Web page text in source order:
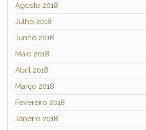
Agosto 2018
Julho 2018
Junho 2018
Maio 2018
Abril 2018
Março 2018
Fevereiro 2018
Janeiro 2018